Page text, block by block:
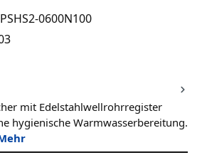
PSHS2-0600N100
mit Edelstahlwellrohrregister
hygienische Warmwasserbereitung.